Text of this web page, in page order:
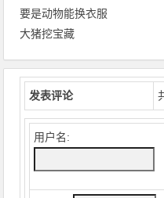
要是动物能换衣服
大猪挖宝藏
发表评论
用户名: